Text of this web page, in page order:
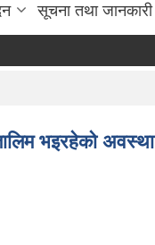
सूचना तथा जानकारी
भइरहेको अवस्था